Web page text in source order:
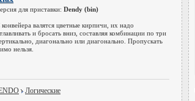
для приставки: Dendy (bin)
валятся цветные кирпичи, их надо
и бросать вниз, составляя комбинации по три
диагонально или диагонально. Пропускать
нельзя.
Логические